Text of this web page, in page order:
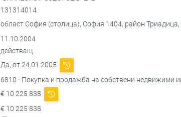
131314014
област София (столица), София 1404, район
11.10.2004
действащ
Да, от 24.01.2005
6810 - Покупка и продажба на собствени недвижими
€ 10 225 838
€ 10 225 838